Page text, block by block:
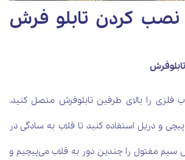
کردن تابلو فرش
فلزی را بالای طرفین تابلوفرش متصل کنید.
و دریل استفاده کنید تا قلاب به سادگی در
مفتول را چندین دور به قلاب می‌پیچیم و